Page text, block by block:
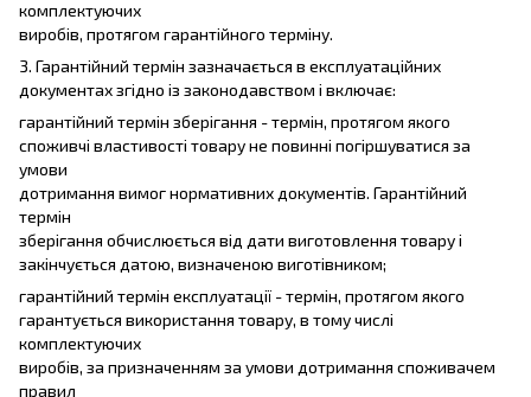
комплектуючих
виробів, протягом гарантійного терміну.
3. Гарантійний термін зазначається в експлуатаційних
документах згідно із законодавством і включає:
гарантійний термін зберігання - термін, протягом якого
споживчі властивості товару не повинні погіршуватися за
умови
дотримання вимог нормативних документів. Гарантійний
термін
зберігання обчислюється від дати виготовлення товару і
закінчується датою, визначеною виготівником;
гарантійний термін експлуатації - термін, протягом якого
гарантується використання товару, в тому числі
комплектуючих
виробів, за призначенням за умови дотримання споживачем
правил